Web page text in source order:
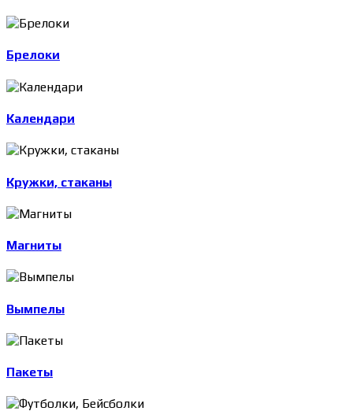
Брелоки
Календари
Кружки, стаканы
Магниты
Вымпелы
Пакеты